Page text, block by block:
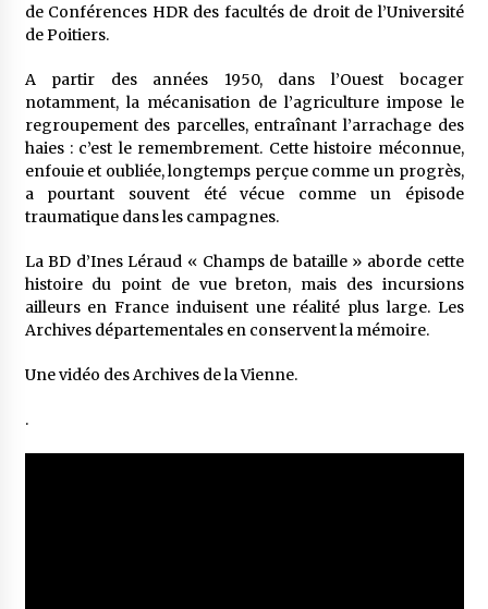
de Conférences HDR des facultés de droit de l’Université
de Poitiers.
A partir des années 1950, dans l’Ouest bocager
notamment, la mécanisation de l’agriculture impose le
regroupement des parcelles, entraînant l’arrachage des
haies : c’est le remembrement. Cette histoire méconnue,
enfouie et oubliée, longtemps perçue comme un progrès,
a pourtant souvent été vécue comme un épisode
traumatique dans les campagnes.
La BD d’Ines Léraud « Champs de bataille » aborde cette
histoire du point de vue breton, mais des incursions
ailleurs en France induisent une réalité plus large. Les
Archives départementales en conservent la mémoire.
Une vidéo des Archives de la Vienne.
.